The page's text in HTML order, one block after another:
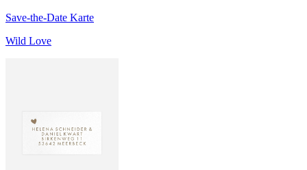
Save-the-Date Karte
Wild Love